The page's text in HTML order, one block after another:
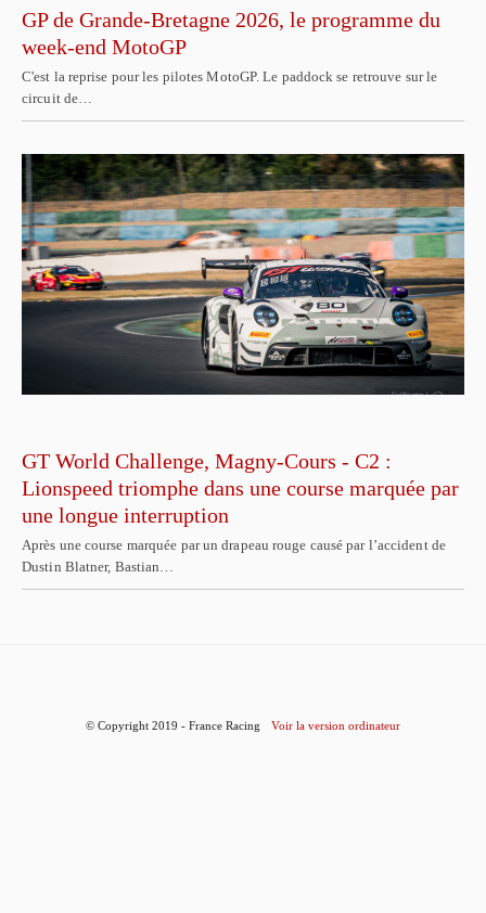
GP de Grande-Bretagne 2026, le programme du
week-end MotoGP
C'est la reprise pour les pilotes MotoGP. Le paddock se retrouve sur le
circuit de…
GT World Challenge, Magny-Cours - C2 :
Lionspeed triomphe dans une course marquée par
une longue interruption
Après une course marquée par un drapeau rouge causé par l’accident de
Dustin Blatner, Bastian…
© Copyright 2019 - France Racing Voir la version ordinateur